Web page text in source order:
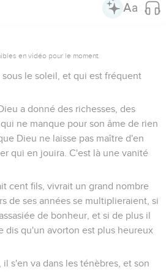
en vidéo pour le moment.
le soleil, et qui est fréquent
a donné des richesses, des
ne manque pour son âme de rien
Dieu ne laisse pas maître d'en
qui en jouira. C'est là une vanité
cent fils, vivrait un grand nombre
de ses années se multiplieraient, si
de bonheur, et si de plus il
dis qu'un avorton est plus heureux
s'en va dans les ténèbres, et son